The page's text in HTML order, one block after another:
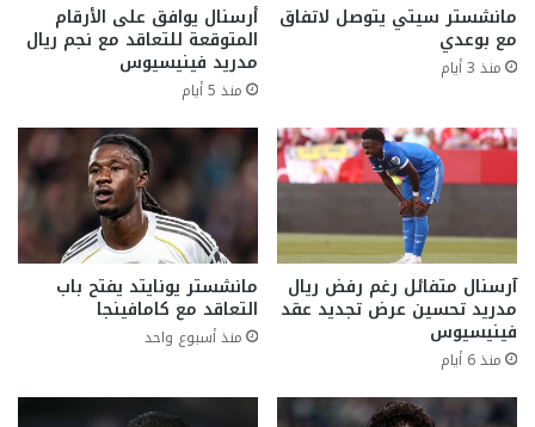
مانشستر سيتي يتوصل لاتفاق
مع بوعدي
منذ 3 أيام
أرسنال يوافق على الأرقام
المتوقعة للتعاقد مع نجم ريال
مدريد فينيسيوس
منذ 5 أيام
آرسنال متفائل رغم رفض ريال
مدريد تحسين عرض تجديد عقد
فينيسيوس
منذ 6 أيام
مانشستر يونايتد يفتح باب
التعاقد مع كامافينجا
منذ أسبوع واحد